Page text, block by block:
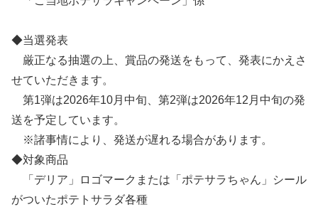
◆当選発表
厳正なる抽選の上、賞品の発送をもって、発表にかえさ
せていただきます。
第1弾は2026年10月中旬、第2弾は2026年12月中旬の発
送を予定しています。
※諸事情により、発送が遅れる場合があります。
◆対象商品
「デリア」ロゴマークまたは「ポテサラちゃん」シール
がついたポテトサラダ各種